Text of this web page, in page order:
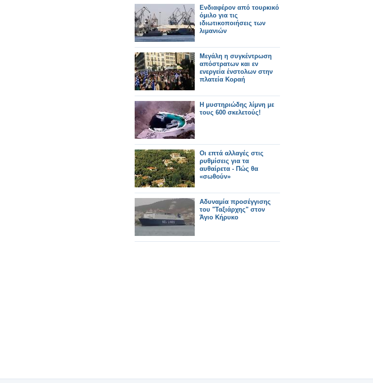
Ενδιαφέρον από τουρκικό
όμιλο για τις
ιδιωτικοποιήσεις των
λιμανιών
Μεγάλη η συγκέντρωση
απόστρατων και εν
ενεργεία ένστολων στην
πλατεία Κοραή
Η μυστηριώδης λίμνη με
τους 600 σκελετούς!
Οι επτά αλλαγές στις
ρυθμίσεις για τα
αυθαίρετα - Πώς θα
«σωθούν»
Αδυναμία προσέγγισης
του "Ταξιάρχης" στον
Άγιο Κήρυκο